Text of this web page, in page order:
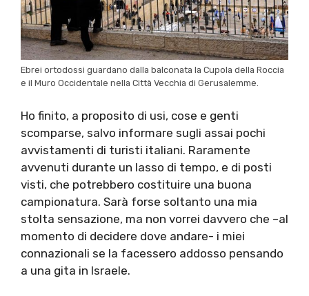
Ebrei ortodossi guardano dalla balconata la Cupola della Roccia
e il Muro Occidentale nella Città Vecchia di Gerusalemme.
Ho finito, a proposito di usi, cose e genti
scomparse, salvo informare sugli assai pochi
avvistamenti di turisti italiani. Raramente
avvenuti durante un lasso di tempo, e di posti
visti, che potrebbero costituire una buona
campionatura. Sarà forse soltanto una mia
stolta sensazione, ma non vorrei davvero che –al
momento di decidere dove andare- i miei
connazionali se la facessero addosso pensando
a una gita in Israele.